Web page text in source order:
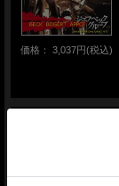
価格： 3,037円(税込)